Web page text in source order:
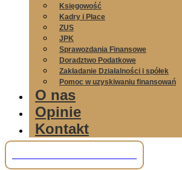
Księgowość
Kadry i Płace
ZUS
JPK
Sprawozdania Finansowe
Doradztwo Podatkowe
Zakładanie Działalności i spółek
Pomoc w uzyskiwaniu finansowań
O nas
Opinie
Kontakt